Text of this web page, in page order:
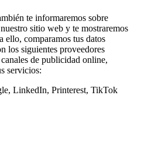
te informaremos sobre
sitio web y te mostraremos
ello, comparamos tus datos
los siguientes proveedores
de publicidad online,
servicios:
LinkedIn, Printerest, TikTok